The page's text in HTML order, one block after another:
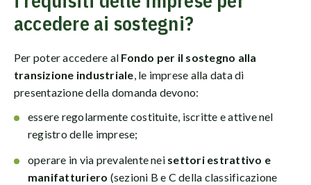
accedere ai sostegni?
Per poter accedere al Fondo per il sostegno alla
transizione industriale , le imprese alla data di
presentazione della domanda devono:
essere regolarmente costituite, iscritte e attive nel
registro delle imprese;
operare in via prevalente nei settori estrattivo e
manifatturiero (sezioni B e C della classificazione